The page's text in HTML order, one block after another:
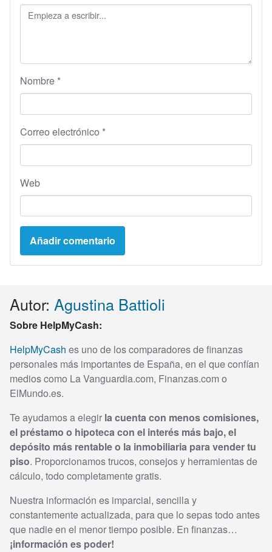
Nombre *
Correo electrónico *
Web
Autor: Agustina Battioli
Sobre HelpMyCash:
HelpMyCash es uno de los comparadores de finanzas
personales más importantes de España, en el que confían
medios como La Vanguardia.com, Finanzas.com o
ElMundo.es.
Te ayudamos a elegir la cuenta con menos comisiones,
el préstamo o hipoteca con el interés más bajo, el
depósito más rentable o la inmobiliaria para vender tu
piso. Proporcionamos trucos, consejos y herramientas de
cálculo, todo completamente gratis.
Nuestra información es imparcial, sencilla y
constantemente actualizada, para que lo sepas todo antes
que nadie en el menor tiempo posible. En finanzas…
¡información es poder!